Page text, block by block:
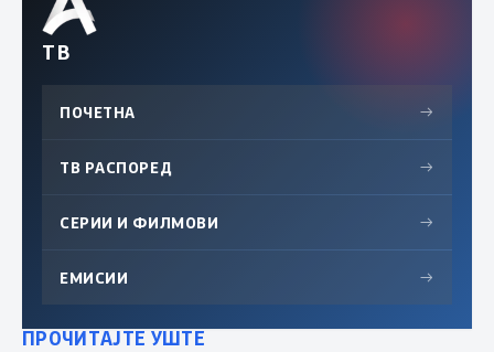
ТВ
ПОЧЕТНА →
ТВ РАСПОРЕД →
СЕРИИ И ФИЛМОВИ →
ЕМИСИИ →
ПРОЧИТАЈТЕ УШТЕ